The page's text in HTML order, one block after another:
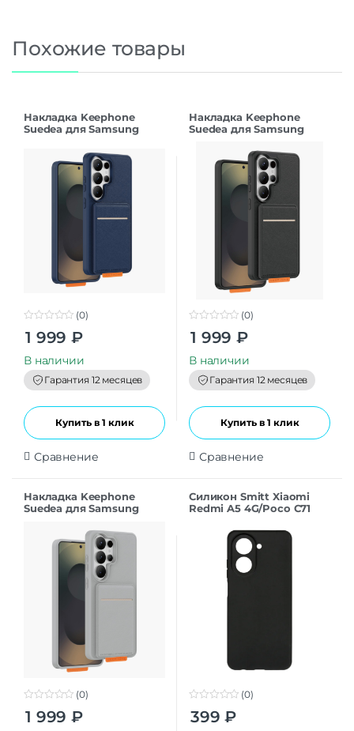
Похожие товары
Накладка Keephone
Suedea для Samsung
t
o
f
5
(0)
1 999 ₽
В наличии
Гарантия 12 месяцев
Купить в 1 клик
Сравнение
Накладка Keephone
Suedea для Samsung
t
o
f
5
(0)
1 999 ₽
В наличии
Гарантия 12 месяцев
Купить в 1 клик
Сравнение
Накладка Keephone
Suedea для Samsung
(0)
1 999 ₽
Силикон Smitt Xiaomi
Redmi A5 4G/Poco C71
o
(0)
399 ₽